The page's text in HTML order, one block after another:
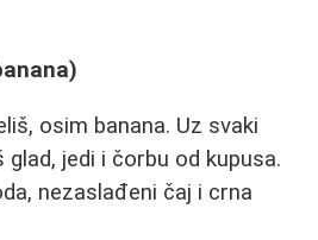
osim banana. Uz svaki
jedi i čorbu od kupusa.
nezaslađeni čaj i crna